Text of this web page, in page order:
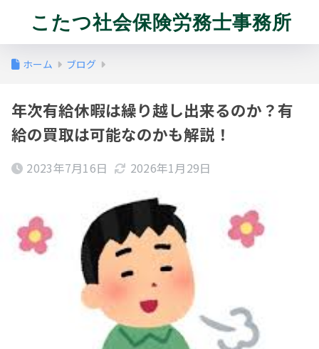
こたつ社会保険労務士事務所
ホーム ブログ
年次有給休暇は繰り越し出来るのか？有
給の買取は可能なのかも解説！
2023年7月16日 2026年1月29日